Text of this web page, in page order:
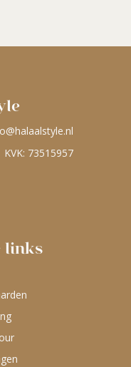
KVK: 73515957
links